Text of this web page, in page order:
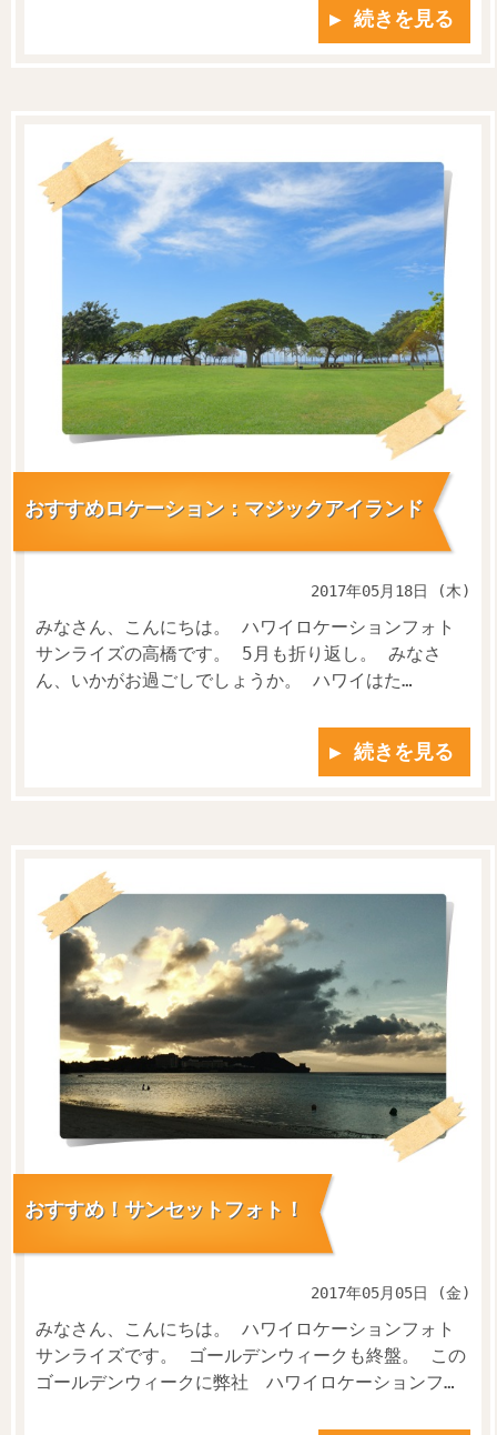
▶ 続きを見る
おすすめロケーション：マジックアイランド
2017年05月18日 (木)
みなさん、こんにちは。 ハワイロケーションフォト
サンライズの高橋です。 5月も折り返し。 みなさ
ん、いかがお過ごしでしょうか。 ハワイはた…
▶ 続きを見る
おすすめ！サンセットフォト！
2017年05月05日 (金)
みなさん、こんにちは。 ハワイロケーションフォト
サンライズです。 ゴールデンウィークも終盤。 この
ゴールデンウィークに弊社 ハワイロケーションフ…